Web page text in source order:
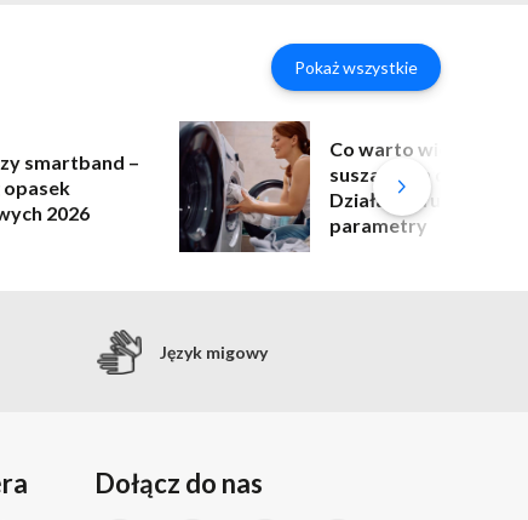
Pokaż wszystkie
smartband –
opasek
2026
Co warto wiedzieć o
suszarkach do
Działanie, funkcje i
parametry
Język migowy
Dołącz do nas